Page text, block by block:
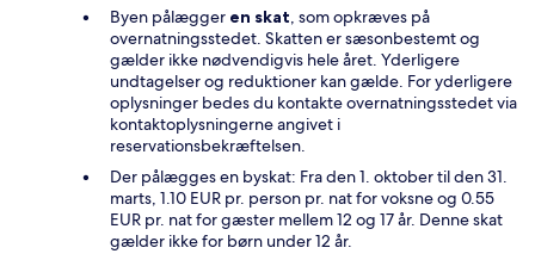
Byen pålægger en skat, som opkræves på
overnatningsstedet. Skatten er sæsonbestemt og
gælder ikke nødvendigvis hele året. Yderligere
undtagelser og reduktioner kan gælde. For yderligere
oplysninger bedes du kontakte overnatningsstedet via
kontaktoplysningerne angivet i
reservationsbekræftelsen.
Der pålægges en byskat: Fra den 1. oktober til den 31.
marts, 1.10 EUR pr. person pr. nat for voksne og 0.55
EUR pr. nat for gæster mellem 12 og 17 år. Denne skat
gælder ikke for børn under 12 år.